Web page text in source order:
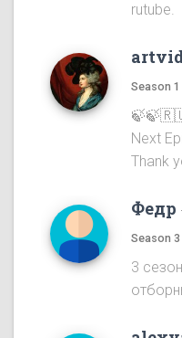
rutube.
Season
Next
Thank
Федр ·
Season
3